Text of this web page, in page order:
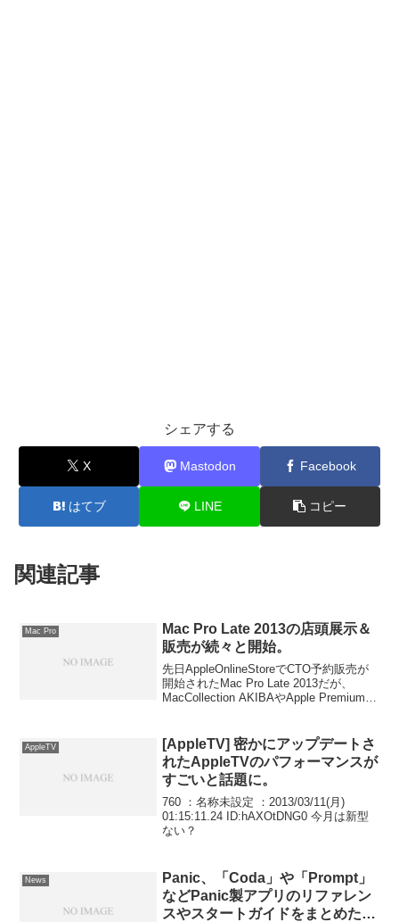
シェアする
X Mastodon Facebook
はてブ LINE コピー
関連記事
Mac Pro
Mac Pro Late 2013の店頭展示＆
販売が続々と開始。
先日AppleOnlineStoreでCTO予約販売が
開始されたMac Pro Late 2013だが、
MacCollection AKIBAやApple Premium
れているそうです。詳細は以下から。
AppleTV
[AppleTV] 密かにアップデートさ
れたAppleTVのパフォーマンスが
すごいと話題に。
760 ：名称未設定 ：2013/03/11(月)
01:15:11.24 ID:hAXOtDNG0 今月は新型
ない？
News
Panic、「Coda」や「Prompt」
などPanic製アプリのリファレン
スやスタートガイドをまとめた日